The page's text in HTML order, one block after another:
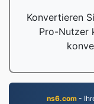
Konvertieren
Pro-Nutzer
ns6.com-